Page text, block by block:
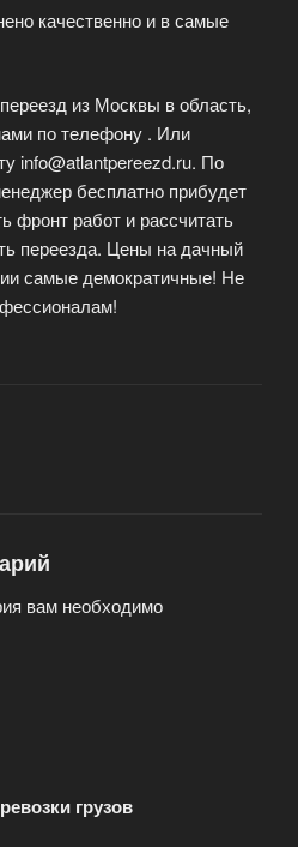
качественно и в самые
из Москвы в область,
по телефону . Или
info@atlantpereezd.ru. По
бесплатно прибудет
фронт работ и рассчитать
переезда. Цены на дачный
самые демократичные! Не
вам необходимо
грузов